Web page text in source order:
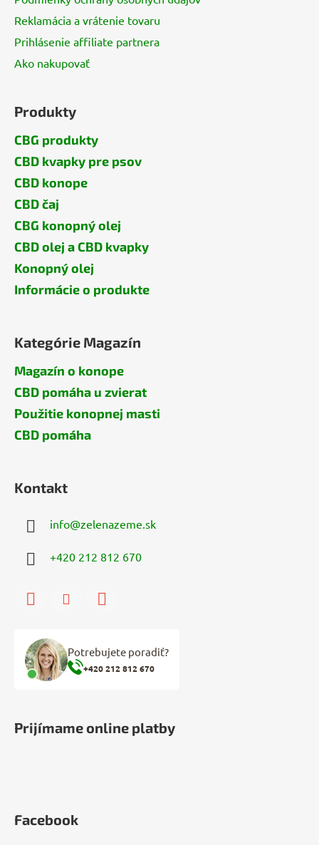
Reklamácia a vrátenie tovaru
Prihlásenie affiliate partnera
Ako nakupovať
Produkty
CBG produkty
CBD kvapky pre psov
CBD konope
CBD čaj
CBG konopný olej
CBD olej a CBD kvapky
Konopný olej
Informácie o produkte
Kategórie Magazín
Magazín o konope
CBD pomáha u zvierat
Použitie konopnej masti
CBD pomáha
Kontakt
info@zelenazeme.sk
+420 212 812 670
Potrebujete poradiť?
+420 212 812 670
Prijímame online platby
Facebook